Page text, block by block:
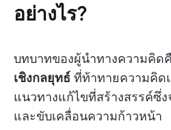
อย่างไร?
บทบาทของผู้นำทางความคิด
เชิงกลยุทธ์ ที่ท้าทายความคิด
แนวทางแก้ไขที่สร้างสรรค์ซึ่
และขับเคลื่อนความก้าวหน้า